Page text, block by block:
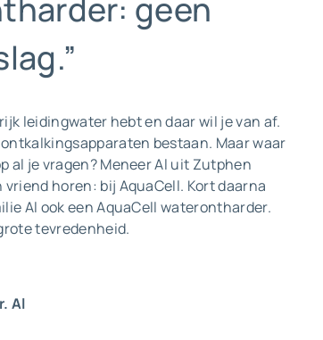
geen
leidingwater hebt en daar wil je van af.
bestaan. Maar waar
al je vragen? Meneer Al uit Zutphen
vriend horen: bij AquaCell. Kort daarna
Al ook eenAquaCell waterontharder.
tevredenheid.
Al